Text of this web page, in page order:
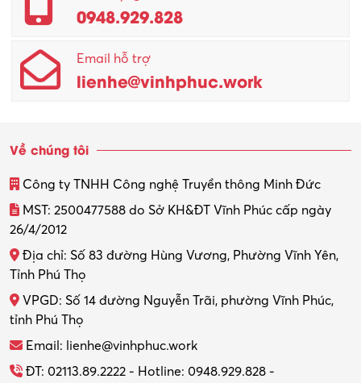
Quản lý chất lượng – QC
Quản lý sản xuất
Quản trị kinh doanh
Thiết kế nội thất
Thợ máy – Ô tô – Xe máy
Thực tập
Tổ chức sự kiện – Quà tặng
0948.929.828
Email hỗ trợ
lienhe@vinhphuc.work
Về chúng tôi
Công ty TNHH Công nghệ Truyền thông Minh Đức
MST: 2500477588 do Sở KH&ĐT Vĩnh Phúc cấp ngày
26/4/2012
Địa chỉ: Số 83 đường Hùng Vương, Phường Vĩnh Yên,
Tỉnh Phú Thọ
VPGD: Số 14 đường Nguyễn Trãi, phường Vĩnh Phúc,
tỉnh Phú Thọ
Email: lienhe@vinhphuc.work
ĐT: 02113.89.2222 - Hotline: 0948.929.828 -